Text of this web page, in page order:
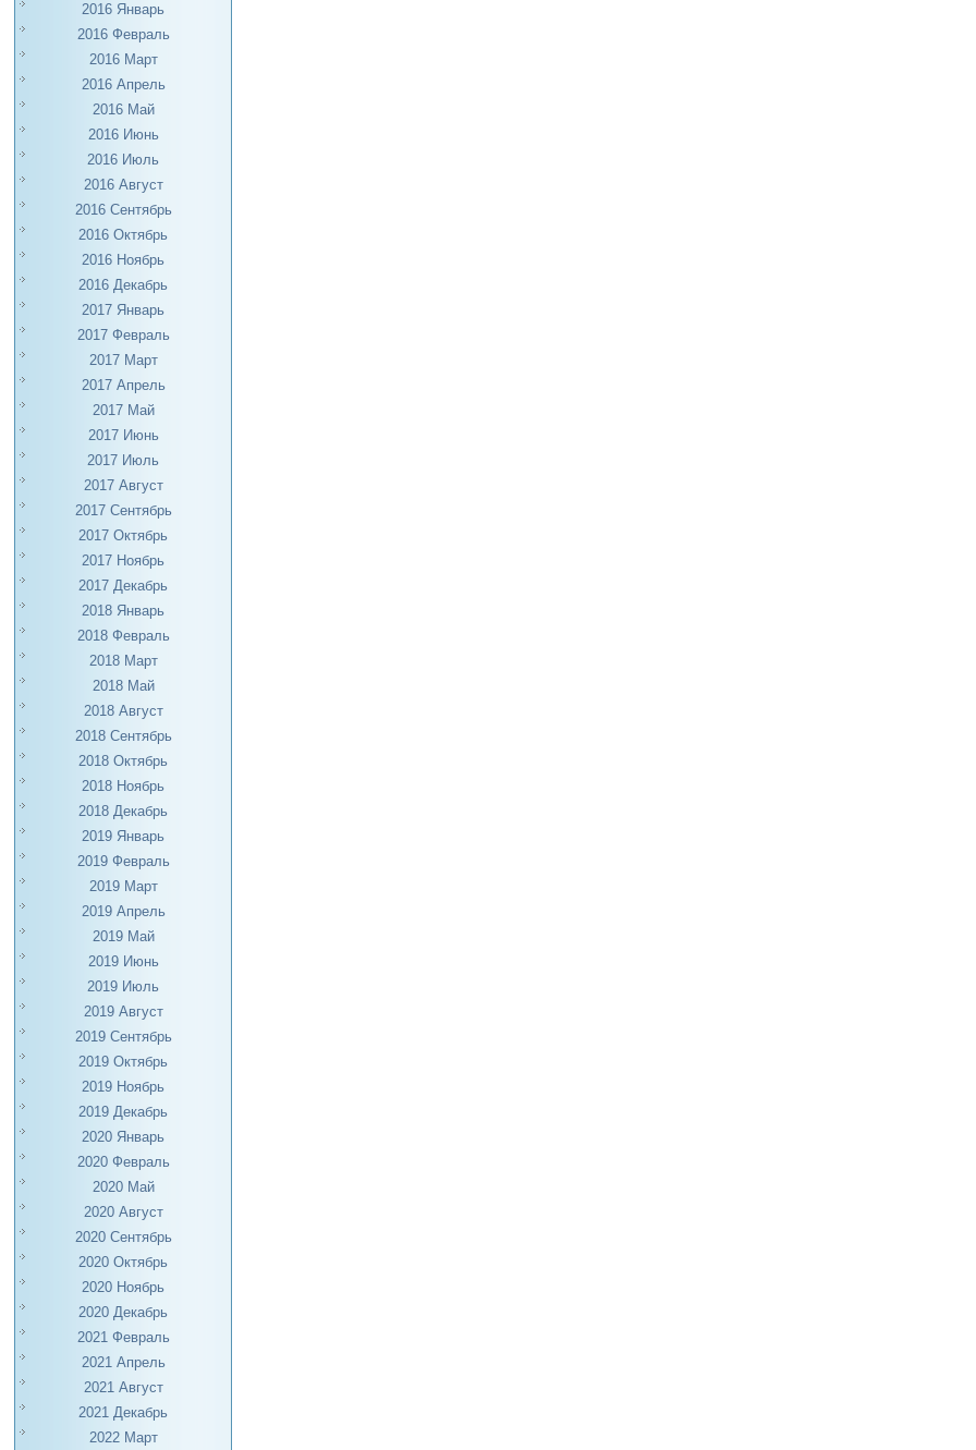
2016 Январь
2016 Февраль
2016 Март
2016 Апрель
2016 Май
2016 Июнь
2016 Июль
2016 Август
2016 Сентябрь
2016 Октябрь
2016 Ноябрь
2016 Декабрь
2017 Январь
2017 Февраль
2017 Март
2017 Апрель
2017 Май
2017 Июнь
2017 Июль
2017 Август
2017 Сентябрь
2017 Октябрь
2017 Ноябрь
2017 Декабрь
2018 Январь
2018 Февраль
2018 Март
2018 Май
2018 Август
2018 Сентябрь
2018 Октябрь
2018 Ноябрь
2018 Декабрь
2019 Январь
2019 Февраль
2019 Март
2019 Апрель
2019 Май
2019 Июнь
2019 Июль
2019 Август
2019 Сентябрь
2019 Октябрь
2019 Ноябрь
2019 Декабрь
2020 Январь
2020 Февраль
2020 Май
2020 Август
2020 Сентябрь
2020 Октябрь
2020 Ноябрь
2020 Декабрь
2021 Февраль
2021 Апрель
2021 Август
2021 Декабрь
2022 Март